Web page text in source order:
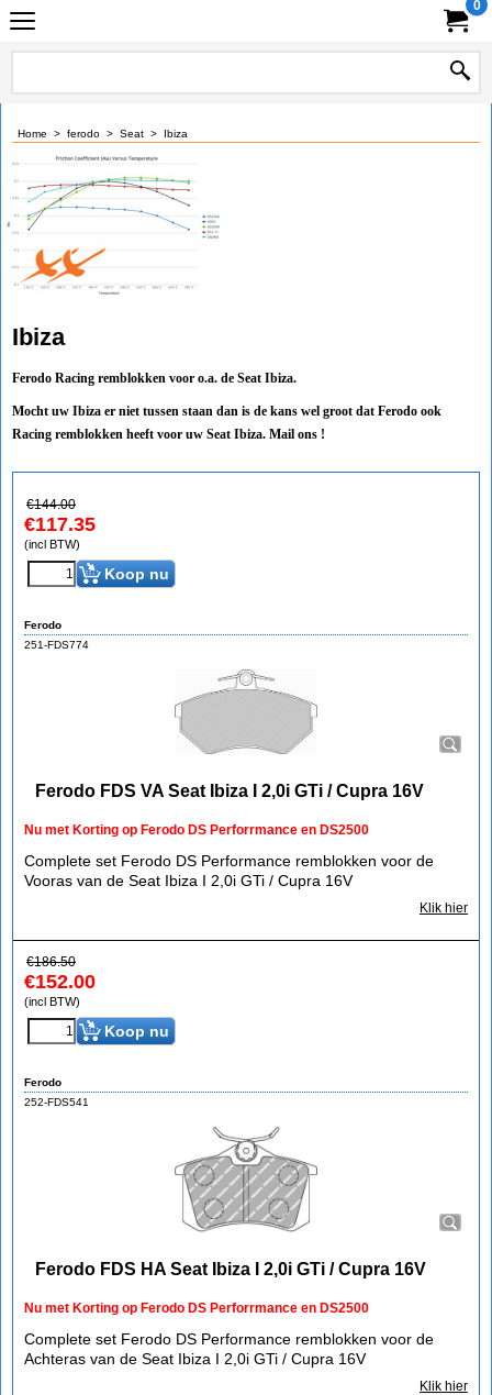
0
Home > ferodo > Seat > Ibiza
Ibiza
Ferodo Racing remblokken voor o.a. de Seat Ibiza.
Mocht uw Ibiza er niet tussen staan dan is de kans wel groot dat Ferodo ook
Racing remblokken heeft voor uw Seat Ibiza. Mail ons !
€144.00
€117.35
(incl BTW)
Koop nu
Ferodo
251-FDS774
Ferodo FDS VA Seat Ibiza I 2,0i GTi / Cupra 16V
Nu met Korting op Ferodo DS Perforrmance en DS2500
Complete set Ferodo DS Performance remblokken voor de
Vooras van de Seat Ibiza I 2,0i GTi / Cupra 16V
Klik hier
€186.50
€152.00
(incl BTW)
Koop nu
Ferodo
252-FDS541
Ferodo FDS HA Seat Ibiza I 2,0i GTi / Cupra 16V
Nu met Korting op Ferodo DS Perforrmance en DS2500
Complete set Ferodo DS Performance remblokken voor de
Achteras van de Seat Ibiza I 2,0i GTi / Cupra 16V
Klik hier